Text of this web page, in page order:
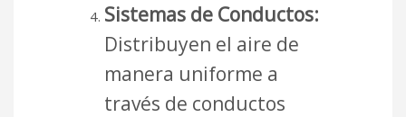
Sistemas de Conductos:
Distribuyen el aire de
manera uniforme a
través de conductos